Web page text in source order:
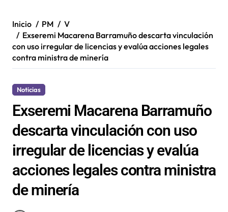
Inicio PM
V
Exseremi Macarena Barramuño descarta vinculación
con uso irregular de licencias y evalúa acciones legales
contra ministra de minería
Noticias
Exseremi Macarena Barramuño
descarta vinculación con uso
irregular de licencias y evalúa
acciones legales contra ministra
de minería